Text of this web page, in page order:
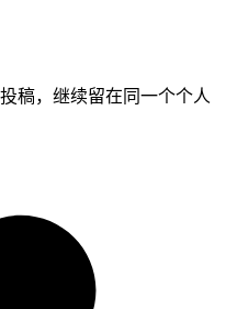
稿，继续留在同一个个人